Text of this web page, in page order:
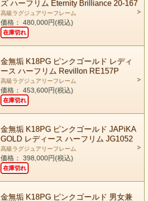
ズ ハーフリム Eternity Brilliance 20-167
高級ラグジュアリーフレーム
価格： 480,000円(税込)
在庫切れ
金無垢 K18PG ピンクゴールド レディ
ース ハーフリム Revillon RE157P
高級ラグジュアリーフレーム
価格： 453,600円(税込)
在庫切れ
金無垢 K18PG ピンクゴールド JAPiKA
GOLD レディース ハーフリム JG1052
高級ラグジュアリーフレーム
価格： 398,000円(税込)
在庫切れ
金無垢 K18PG ピンクゴールド 男女兼